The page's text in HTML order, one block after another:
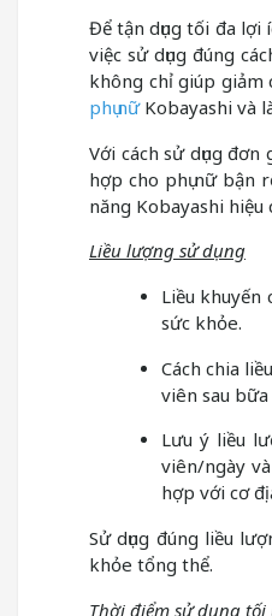
Để tận dụng tối đa
việc sử dụng đúng
không chỉ giúp
phụ nữKobayashi và
Với cách sử dụng
hợp cho phụ nữ bận
năng Kobayashi
Liều lượng sử dụng
Liều khuyến
sức khỏe.
Cách chia
viên sau
Lưu ý liều
viên/ngày
hợp với cơ
Sử dụng đúng liều
khỏe tổng thể.
Thời điểm sử dụng tối